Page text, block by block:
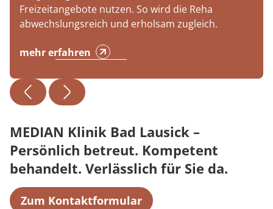
Freizeitangebote nutzen. So wird die Reha
abwechslungsreich und erholsam zugleich.
mehr erfahren
MEDIAN Klinik Bad Lausick –
Persönlich betreut. Kompetent
behandelt. Verlässlich für Sie da.
Zum Kontaktformular